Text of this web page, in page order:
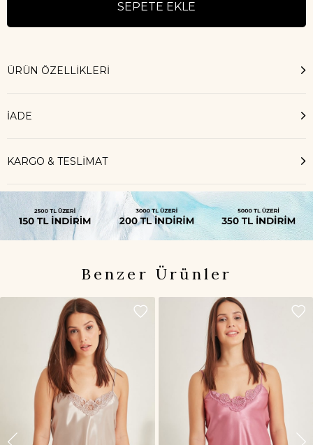
ÜRÜN ÖZELLIKLERI
İADE
KARGO & TESLİMAT
Benzer Ürünler